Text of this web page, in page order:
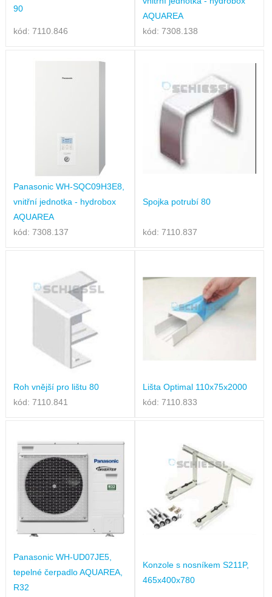
90
kód: 7110.846
AQUAREA
kód: 7308.138
Panasonic WH-SQC09H3E8,
vnitřní jednotka - hydrobox
AQUAREA
kód: 7308.137
Spojka potrubí 80
kód: 7110.837
Roh vnější pro lištu 80
kód: 7110.841
Lišta Optimal 110x75x2000
kód: 7110.833
Panasonic WH-UD07JE5,
tepelné čerpadlo AQUAREA,
R32
Konzole s nosníkem S211P,
465x400x780